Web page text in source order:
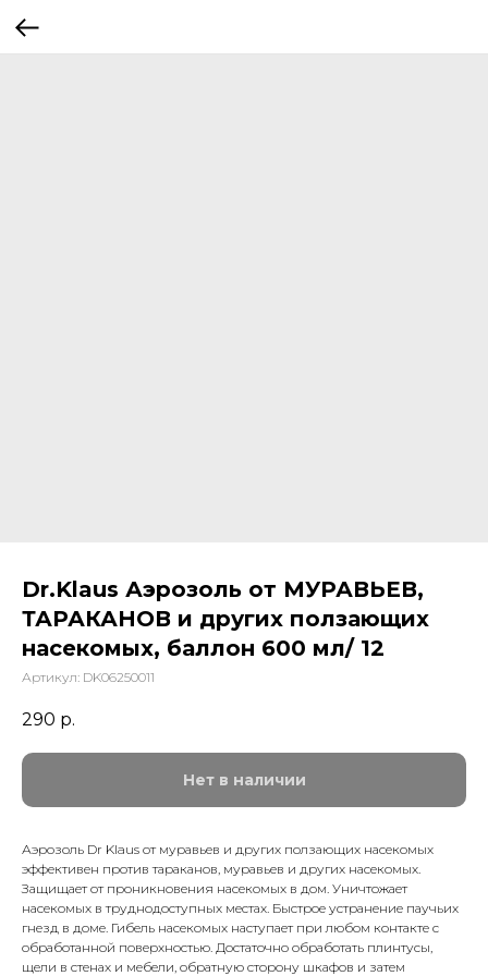
Dr.Klaus Аэрозоль от МУРАВЬЕВ,
ТАРАКАНОВ и других ползающих
насекомых, баллон 600 мл/ 12
Артикул: DK06250011
290 р.
Нет в наличии
Аэрозоль Dr Klaus от муравьев и других ползающих насекомых
эффективен против тараканов, муравьев и других насекомых.
Защищает от проникновения насекомых в дом. Уничтожает
насекомых в труднодоступных местах. Быстрое устранение паучьих
гнезд в доме. Гибель насекомых наступает при любом контакте с
обработанной поверхностью. Достаточно обработать плинтусы,
щели в стенах и мебели, обратную сторону шкафов и затем